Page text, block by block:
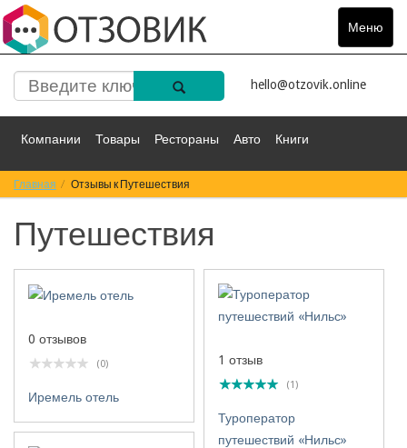
Меню
Toggle
hello@otzovik.online
Компании Товары Рестораны Авто Книги
Спорт Фильмы Деньги
Красота Здоровье Остальное
Главная Отзывы к Путешествия
Путешествия
0 отзывов
(0)
Иремель отель
1 отзыв
(1)
Туроператор
путешествий «Нильс»